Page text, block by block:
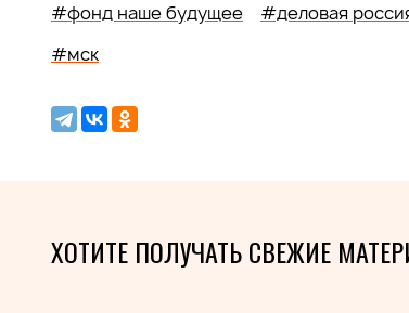
#фонд наше будущее #деловая
#мск
ХОТИТЕ ПОЛУЧАТЬ СВЕЖИЕ